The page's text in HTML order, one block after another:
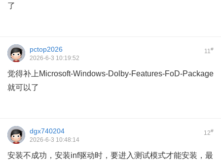
了
11 #
pctop2026
2026-6-3 10:19:52
觉得补上Microsoft-Windows-Dolby-Features-FoD-Package
就可以了
12#
dgx740204
2026-6-3 10:48:14
安装不成功，安装inf驱动时，要进入测试模式才能安装，最